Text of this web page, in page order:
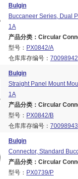
Bulgin
Buccaneer Series, Dual
1A
产品分类：Circular
型号： PX0842/A
仓库库存编号： 70098942
Bulgin
Straight Panel Mount
1A
产品分类：Circular
型号： PX0842/B
仓库库存编号： 70098943
Bulgin
Connector, Standard
产品分类：Circular
型号： PX0739/P